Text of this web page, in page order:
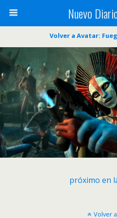
Nuevo
Volver a Avatar:
próximo en
Volver